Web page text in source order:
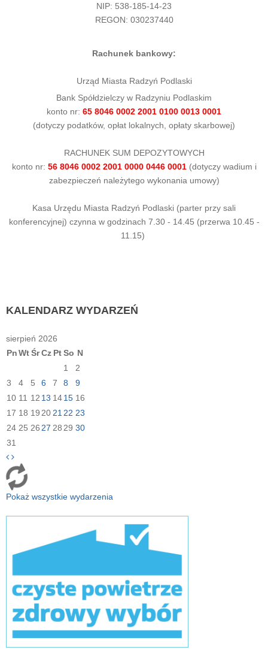
NIP: 538-185-14-23
REGON: 030237440
Rachunek bankowy:
Urząd Miasta Radzyń Podlaski
Bank Spółdzielczy w Radzyniu Podlaskim
konto nr: 65 8046 0002 2001 0100 0013 0001
(dotyczy podatków, opłat lokalnych, opłaty skarbowej)
RACHUNEK SUM DEPOZYTOWYCH
konto nr: 56 8046 0002 2001 0000 0446 0001(dotyczy wadium i
zabezpieczeń należytego wykonania umowy)
Kasa Urzędu Miasta Radzyń Podlaski (parter przy sali
konferencyjnej) czynna w godzinach 7.30 - 14.45 (przerwa 10.45 -
11.15)
KALENDARZ WYDARZEŃ
sierpień 2026
PnWtŚrCz PtSo N
1
2
3
4 5 6 7 8
9
10 11 12 13 1415 16
17 18 19 20 21 22 23
24 25 26 27 28 29 30
31
Pokaż wszystkie wydarzenia